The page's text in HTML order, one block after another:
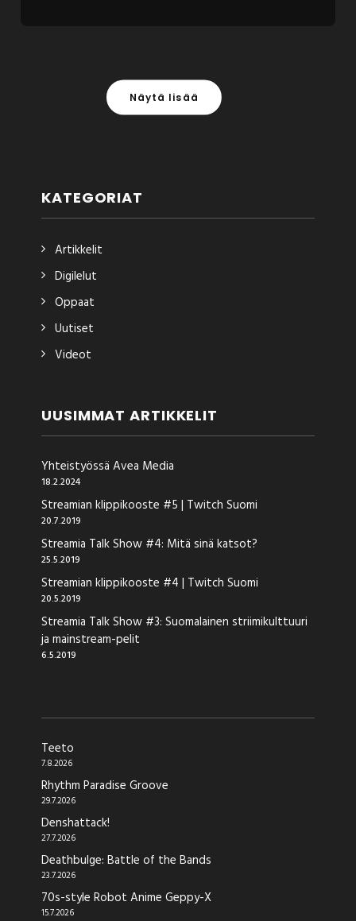
Näytä lisää
KATEGORIAT
Artikkelit
Digilelut
Oppaat
Uutiset
Videot
UUSIMMAT ARTIKKELIT
Yhteistyössä Avea Media
18.2.2024
Streamian klippikooste #5 | Twitch Suomi
20.7.2019
Streamia Talk Show #4: Mitä sinä katsot?
25.5.2019
Streamian klippikooste #4 | Twitch Suomi
20.5.2019
Streamia Talk Show #3: Suomalainen striimikulttuuri
ja mainstream-pelit
6.5.2019
Teeto
7.8.2026
Rhythm Paradise Groove
29.7.2026
Denshattack!
27.7.2026
Deathbulge: Battle of the Bands
23.7.2026
70s-style Robot Anime Geppy-X
15.7.2026